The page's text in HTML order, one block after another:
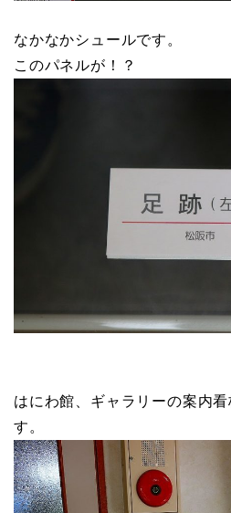
なかなかシュールです。
このパネルが！？
はにわ館、ギャラリーの案内
す。